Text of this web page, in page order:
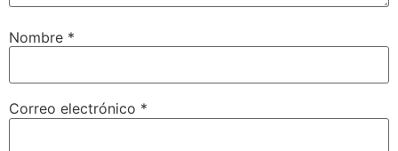
Nombre *
Correo electrónico *